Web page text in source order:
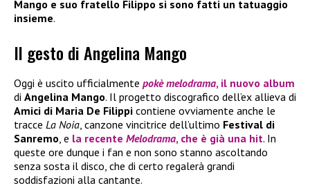
Mango e suo fratello Filippo si sono fatti un tatuaggio
insieme.
Il gesto di Angelina Mango
Oggi è uscito ufficialmente pokè melodrama, il nuovo album
di Angelina Mango. Il progetto discografico dell’ex allieva di
Amici di Maria De Filippi contiene ovviamente anche le
tracce La Noia, canzone vincitrice dell’ultimo Festival di
Sanremo, e la recente Melodrama, che è già una hit. In
queste ore dunque i fan e non sono stanno ascoltando
senza sosta il disco, che di certo regalerà grandi
soddisfazioni alla cantante.